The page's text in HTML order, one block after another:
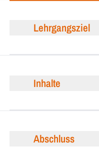
Lehrgangsziel
Inhalte
Abschluss